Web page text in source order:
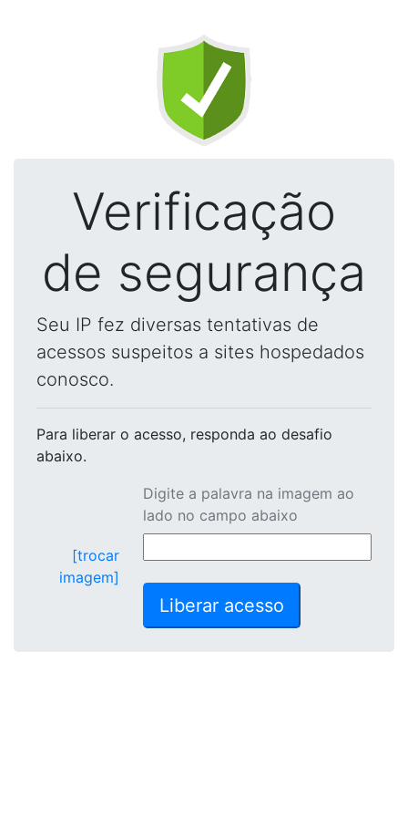
Verificação
de segurança
Seu IP fez diversas tentativas de
acessos suspeitos a sites hospedados
conosco.
Para liberar o acesso, responda ao desafio
abaixo.
[trocar
imagem]
Digite a palavra na imagem ao
lado no campo abaixo